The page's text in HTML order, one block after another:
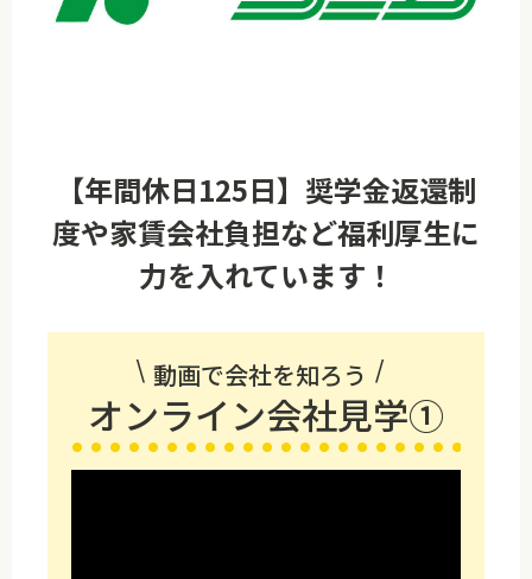
【年間休日125日】奨学金返還制
度や家賃会社負担など福利厚生に
力を入れています！
動画で会社を知ろう
オンライン会社見学①